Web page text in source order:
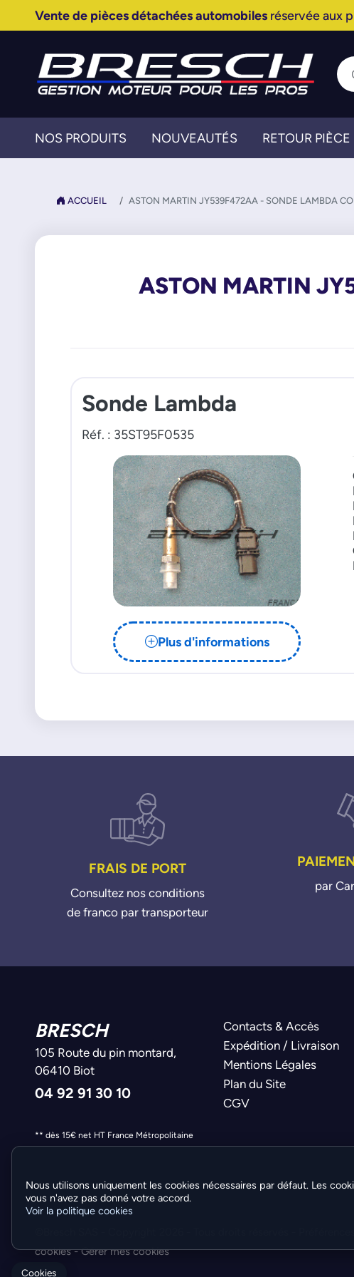
Vente de pièces détachées automobilesréservée aux
NOS PRODUITS NOUVEAUTÉS RETOUR PIÈCE
ACCUEIL ASTON MARTIN JY539F472AA - SONDE LAMBDA
ASTON MARTIN
Sonde Lambda
Réf. : 35ST95F0535
Plus d'informations
FRAIS DE PORT
Consultez nos conditions
de franco par transporteur
par
BRESCH
105 Route du pin montard,
06410 Biot
04 92 91 30 10
Contacts & Accès
Expédition / Livraison
Mentions Légales
Plan du Site
CGV
** dès 15€ net HT France Métropolitaine
cookies-Gérer mes cookies
Cookies
Nous utilisons uniquement les cookies nécessaires par défaut. Les
vous n'avez pas donné votre accord.
Voir la politique cookies